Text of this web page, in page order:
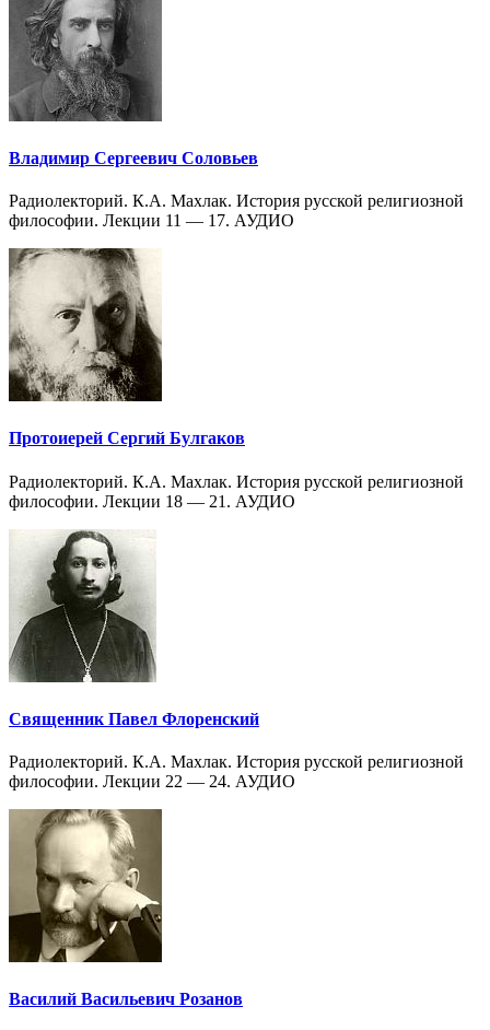
Владимир Сергеевич Соловьев
Радиолекторий. К.А. Махлак. История русской религиозной
философии. Лекции 11 — 17. АУДИО
Протоиерей Сергий Булгаков
Радиолекторий. К.А. Махлак. История русской религиозной
философии. Лекции 18 — 21. АУДИО
Священник Павел Флоренский
Радиолекторий. К.А. Махлак. История русской религиозной
философии. Лекции 22 — 24. АУДИО
Василий Васильевич Розанов